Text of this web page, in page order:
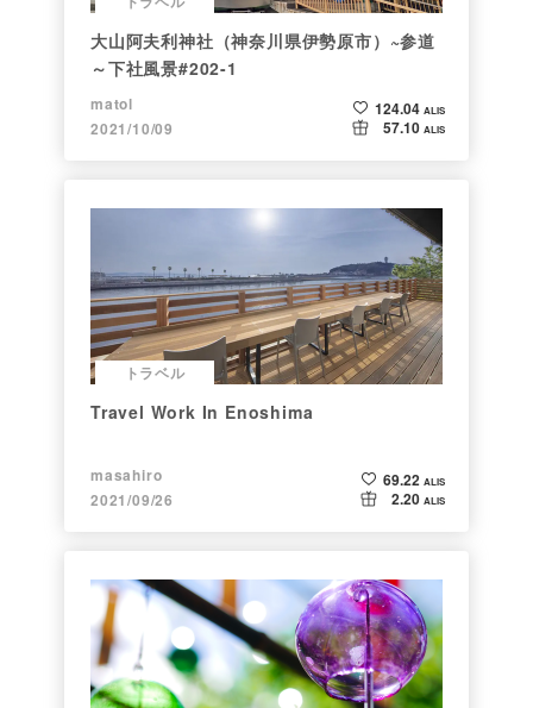
大山阿夫利神社（神奈川県伊勢原市）~参道
～下社風景#202-1
matol
2021/10/09
124.04 ALIS
57.10 ALIS
トラベル
Travel Work In Enoshima
masahiro
2021/09/26
69.22 ALIS
2.20 ALIS